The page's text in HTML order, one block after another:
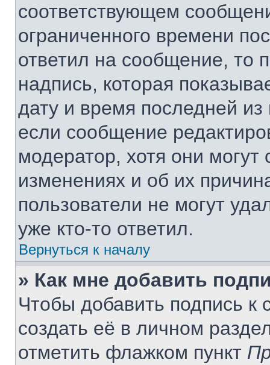
соответствующем
ограниченного времени
ответил на сообщение, то
надпись, которая
дату и время последней
если сообщение
модератор, хотя они
изменениях и об их
пользователи не могут
уже кто-то ответил.
Вернуться к началу
» Как мне добавить
Чтобы добавить подпись
создать её в личном
отметить флажком пункт